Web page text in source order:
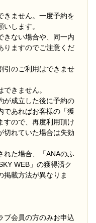
きません。一度予約を
します。
きない場合や、同一内
りますのでご注意くだ
引のご利用はできませ
きません。
が成立した後に予約の
であればお客様の「獲
すので、再度利用頂け
切れていた場合は失効
れた場合、「ANAのふ
WEB」の獲得済ク
掲載方法が異なりま
ブ会員の方のみお申込